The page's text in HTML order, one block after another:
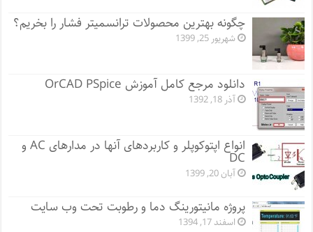
چگونه بهترین محصولات ترانسمیتر فشار را بخریم؟
شهریور 25, 1399
دانلود مرجع کامل آموزش OrCAD PSpice
آذر 18, 1392
انواع اپتوکوپلر و کاربردهای آنها در مدارهای AC و
DC
آبان 20, 1399
پروژه مانيتورينگ دما و رطوبت تحت وب سایت
اسفند 17, 1394